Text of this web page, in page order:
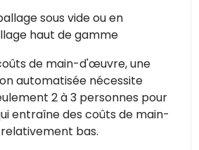
sous vide ou en
haut de gamme
de main-d'œuvre, une
automatisée nécessite
2 à 3 personnes pour
entraîne des coûts de main-
bas.